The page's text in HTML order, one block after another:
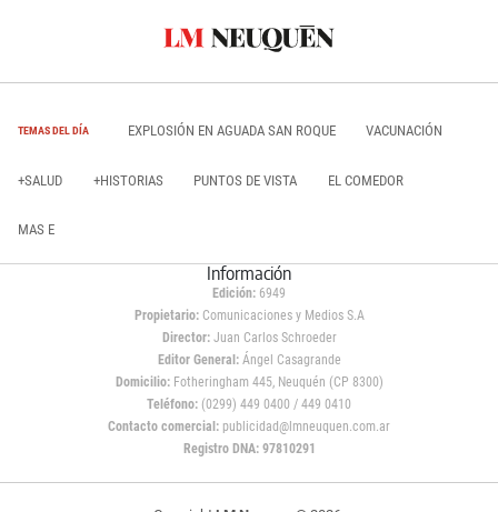
TEMAS DEL DÍA EXPLOSIÓN EN AGUADA SAN ROQUE VACUNACIÓN
+SALUD +HISTORIAS PUNTOS DE VISTA EL COMEDOR
MAS E
Información
Edición: 6949
Propietario:Comunicaciones y Medios S.A
Director: Juan Carlos Schroeder
Editor General:Ángel Casagrande
Domicilio:Fotheringham 445, Neuquén (CP 8300)
Teléfono: (0299) 449 0400 / 449 0410
Contacto comercial: publicidad@lmneuquen.com.ar
Registro DNA: 97810291